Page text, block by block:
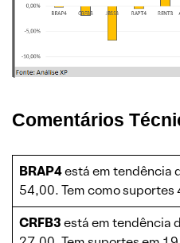
Comentários
BRAP4está em tendência
54,00. Tem como
CRFB3está em tendência